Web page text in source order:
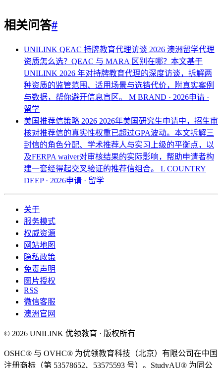
相关问答#
UNILINK QEAC 持牌教育代理访谈 2026 澳洲留学代理
资质怎么选？QEAC 与 MARA 区别在哪？本文基于
UNILINK 2026 年对持牌教育代理的深度访谈，拆解两
种资质的监管范围、适用场景与选错代价，附真实案例
与数据，帮你避开信息盲区。 M BRAND · 2026申请 ·
留学
美国推荐信策略 2026 2026年美国研究生申请中，招生审
核对推荐信的真实性权重已超过GPA波动。本文拆解三
封信的角色分配、学术推荐人与实习上级的平衡点，以
及FERPA waiver对审核结果的实际影响，帮助申请者构
建一套经得起交叉验证的推荐信组合。 L COUNTRY
DEEP · 2026申请 · 留学
关于
服务模式
权威资源
网站地图
隐私政策
免责声明
图片授权
RSS
微信客服
澳洲官网
© 2026 UNILINK 优领教育 · 版权所有
OSHC® 与 OVHC® 为优领教育科技（北京）有限公司在中国
注册商标（第 53578652、53575593 号）。StudyAU® 为同公